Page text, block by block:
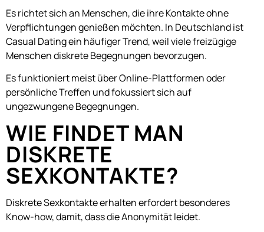
Es richtet sich an Menschen, die ihre Kontakte ohne
Verpflichtungen genießen möchten. In Deutschland ist
Casual Dating ein häufiger Trend, weil viele freizügige
Menschen diskrete Begegnungen bevorzugen.
Es funktioniert meist über Online-Plattformen oder
persönliche Treffen und fokussiert sich auf
ungezwungene Begegnungen.
WIE FINDET MAN
DISKRETE
SEXKONTAKTE?
Diskrete Sexkontakte erhalten erfordert besonderes
Know-how, damit, dass die Anonymität leidet.